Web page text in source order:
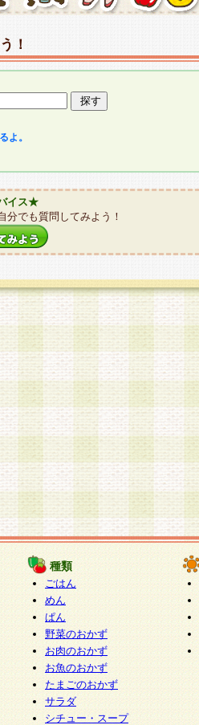
！
よ。
イス★
分でも質問してみよう！
種類
ごはん
めん
ぱん
野菜のおかず
お肉のおかず
お魚のおかず
たまごのおかず
サラダ
シチュー・スープ